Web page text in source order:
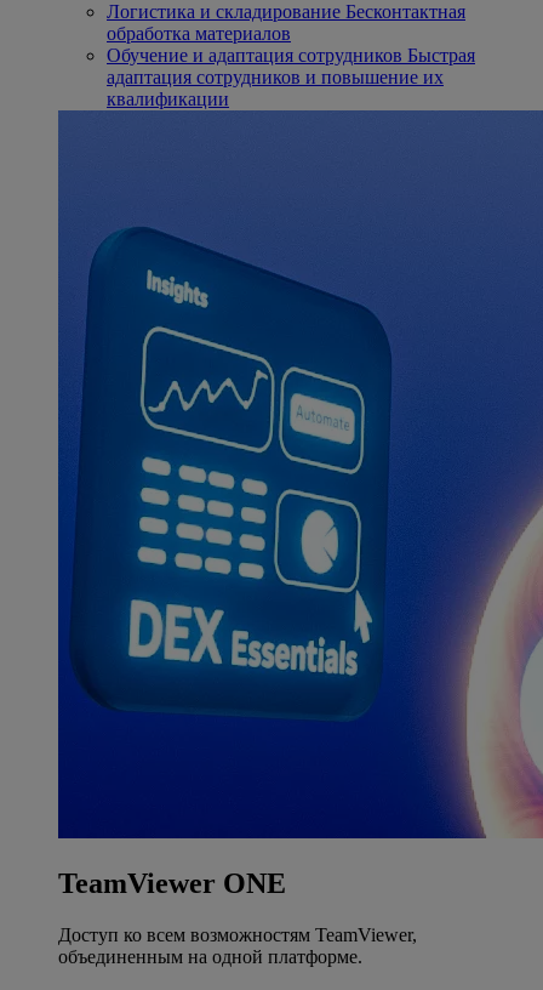
Логистика и складирование Бесконтактная
обработка материалов
Обучение и адаптация сотрудников Быстрая
адаптация сотрудников и повышение их
квалификации
TeamViewer ONE
Доступ ко всем возможностям TeamViewer,
объединенным на одной платформе.